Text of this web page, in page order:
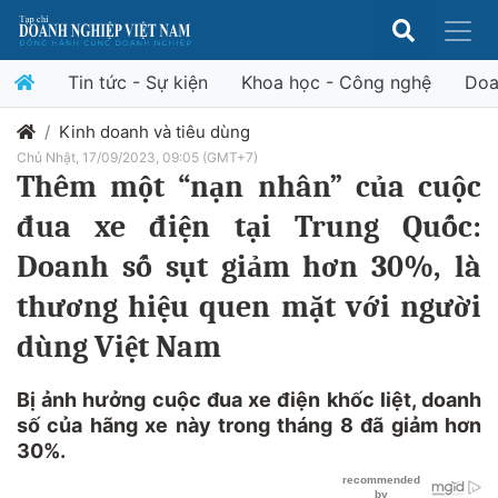
Tin tức - Sự kiện Khoa học - Công nghệ
Kinh doanh và tiêu dùng
Chủ Nhật, 17/09/2023, 09:05 (GMT+7)
Thêm một “nạn nhân” của cuộc
đua xe điện tại Trung Quốc:
Doanh số sụt giảm hơn 30%, là
thương hiệu quen mặt với người
dùng Việt Nam
Bị ảnh hưởng cuộc đua xe điện khốc liệt, doanh
số của hãng xe này trong tháng 8 đã giảm hơn
30%.